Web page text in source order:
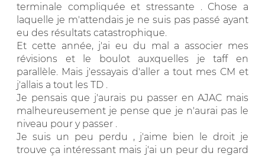
terminale compliquée et stressante . Chose a
laquelle je m'attendais je ne suis pas passé ayant
eu des résultats catastrophique.
Et cette année, j'ai eu du mal a associer mes
révisions et le boulot auxquelles je taff en
parallèle. Mais j'essayais d'aller a tout mes CM et
j'allais a tout les TD .
Je pensais que j'aurais pu passer en AJAC mais
malheureusement je pense que je n'aurai pas le
niveau pour y passer .
Je suis un peu perdu , j'aime bien le droit je
trouve ça intéressant mais j'ai un peur du regard